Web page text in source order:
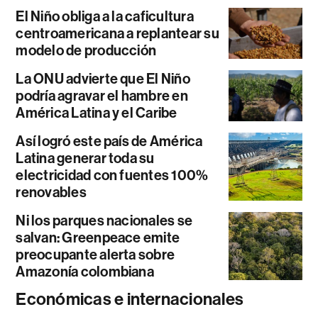
El Niño obliga a la caficultura
centroamericana a replantear su
modelo de producción
La ONU advierte que El Niño
podría agravar el hambre en
América Latina y el Caribe
Así logró este país de América
Latina generar toda su
electricidad con fuentes 100%
renovables
Ni los parques nacionales se
salvan: Greenpeace emite
preocupante alerta sobre
Amazonía colombiana
Económicas e internacionales